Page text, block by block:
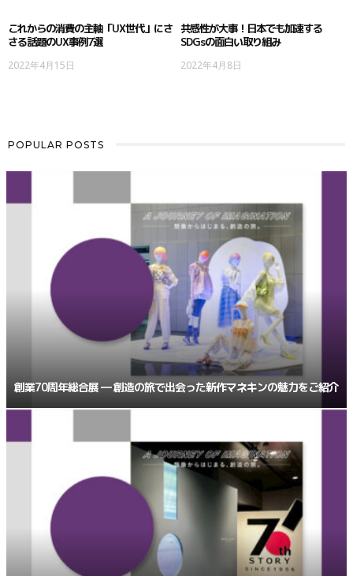
これからの消費の主軸「UX世代」にさ
さる話題のUX事例7選
2022年4月15日
共感性が大事！日本でも加速する
SDGsの面白い取り組み
2022年4月8日
POPULAR POSTS
創業70周年総合展 ― 創造の旅で出会った新作マネキンの魅力をご紹介